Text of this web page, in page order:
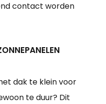
contact worden
dak te klein voor
te duur? Dit